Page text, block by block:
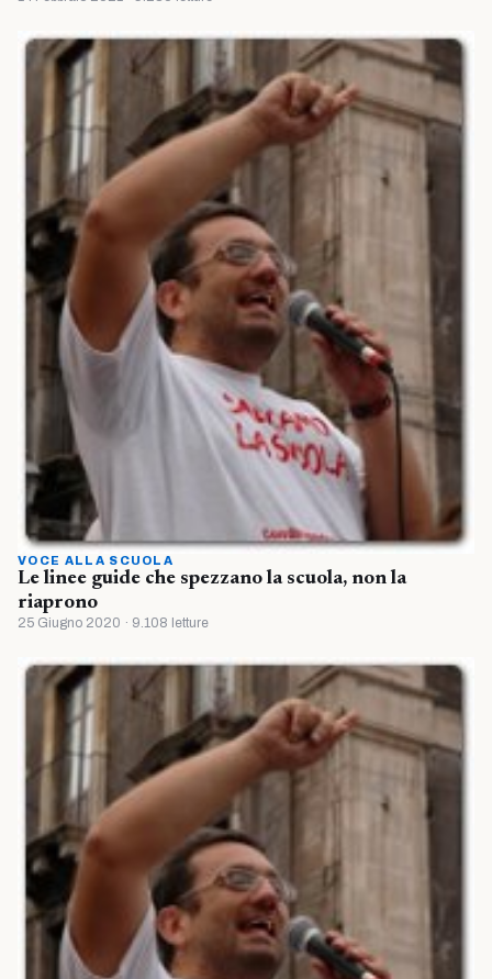
VOCE ALLA SCUOLA
Le linee guide che spezzano la scuola, non la
riaprono
25 Giugno 2020 · 9.108 letture